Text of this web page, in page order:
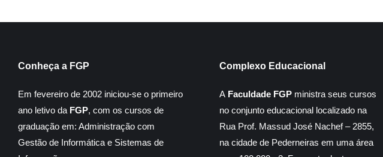
Conheça a FGP
Em fevereiro de 2002 iniciou-se o primeiro
ano letivo da FGP, com os cursos de
graduação em: Administração com
Gestão de Informática e Sistemas de
Complexo Educacional
A Faculdade FGP ministra seus cursos
no conjunto educacional localizado na
Rua Prof. Massud José Nachef – 2855,
na cidade de Pederneiras em uma área